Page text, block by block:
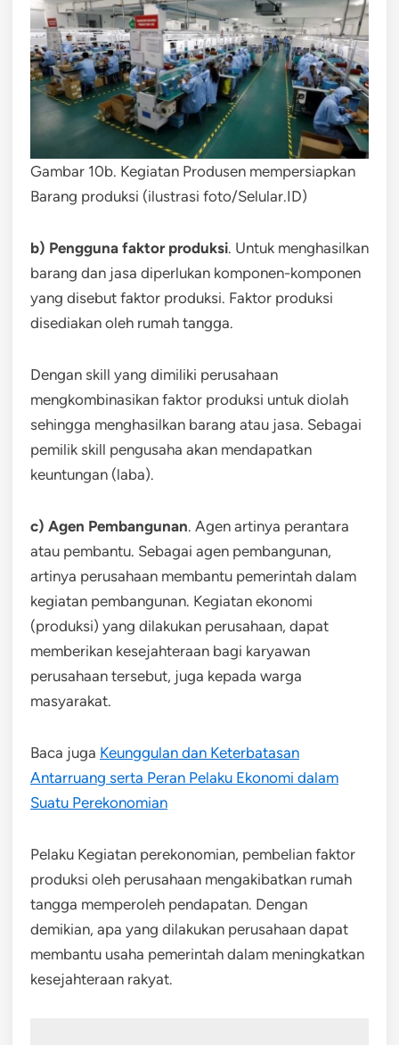
Gambar 10b. Kegiatan Produsen mempersiapkan
Barang produksi (ilustrasi foto/Selular.ID)
b) Pengguna faktor produksi. Untuk menghasilkan
barang dan jasa diperlukan komponen-komponen
yang disebut faktor produksi. Faktor produksi
disediakan oleh rumah tangga.
Dengan skill yang dimiliki perusahaan
mengkombinasikan faktor produksi untuk diolah
sehingga menghasilkan barang atau jasa. Sebagai
pemilik skill pengusaha akan mendapatkan
keuntungan (laba).
c) Agen Pembangunan. Agen artinya perantara
atau pembantu. Sebagai agen pembangunan,
artinya perusahaan membantu pemerintah dalam
kegiatan pembangunan. Kegiatan ekonomi
(produksi) yang dilakukan perusahaan, dapat
memberikan kesejahteraan bagi karyawan
perusahaan tersebut, juga kepada warga
masyarakat.
Baca juga Keunggulan dan Keterbatasan
Antarruang serta Peran Pelaku Ekonomi dalam
Suatu Perekonomian
Pelaku Kegiatan perekonomian, pembelian faktor
produksi oleh perusahaan mengakibatkan rumah
tangga memperoleh pendapatan. Dengan
demikian, apa yang dilakukan perusahaan dapat
membantu usaha pemerintah dalam meningkatkan
kesejahteraan rakyat.